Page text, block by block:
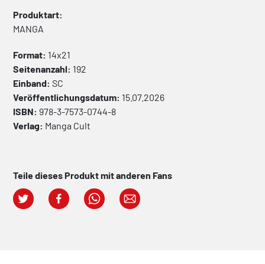
Produktart:
MANGA
Format: 14x21
Seitenanzahl: 192
Einband: SC
Veröffentlichungsdatum: 15.07.2026
ISBN: 978-3-7573-0744-8
Verlag: Manga Cult
Teile dieses Produkt mit anderen Fans